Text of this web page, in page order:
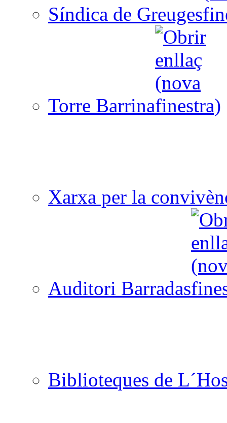
Síndica de Greuges
Torre Barrina
Xarxa per la
Auditori Barradas
Biblioteques de